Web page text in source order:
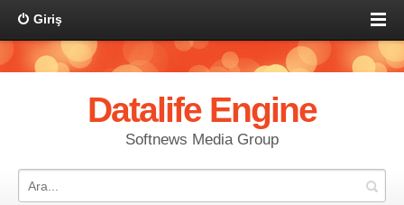
Giriş
Datalife Engine
Softnews Media Group